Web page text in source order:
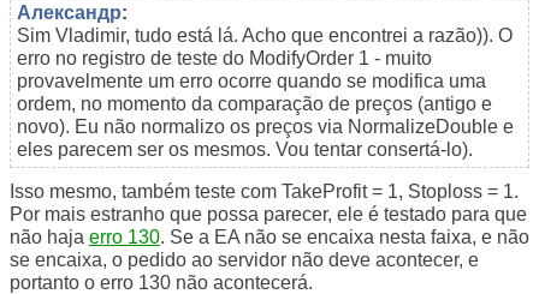
Александр:
Sim Vladimir, tudo está lá. Acho que encontrei a razão)). O
erro no registro de teste do ModifyOrder 1 - muito
provavelmente um erro ocorre quando se modifica uma
ordem, no momento da comparação de preços (antigo e
novo). Eu não normalizo os preços via NormalizeDouble e
eles parecem ser os mesmos. Vou tentar consertá-lo).
Isso mesmo, também teste com TakeProfit = 1, Stoploss = 1.
Por mais estranho que possa parecer, ele é testado para que
não haja erro 130. Se a EA não se encaixa nesta faixa, e não
se encaixa, o pedido ao servidor não deve acontecer, e
portanto o erro 130 não acontecerá.